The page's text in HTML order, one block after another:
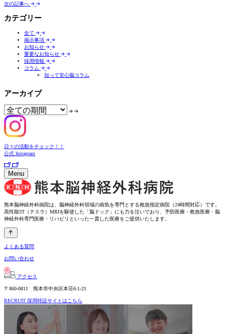
次の記事へ
カテゴリー
全て
掲示事項
お知らせ
重要なお知らせ
採用情報
コラム
知って安心脳コラム
アーカイブ
日々の活動をチェック！！
公式 Instagram
Menu
熊本脳神経外科病院は、脳神経外科領域の病気を専門とする救急指定病院（24時間対応）です。
高性能3T（テスラ）MRIを駆使した「脳ドック」にも力を注いでおり、予防医療・救急医療・脳
神経外科専門医療・リハビリといった一貫した医療をご提供いたします。
よくある質問
お問い合わせ
アクセス
〒860-0811 熊本市中央区本荘6-1-21
RECRUIT 採用特設サイトはこちら